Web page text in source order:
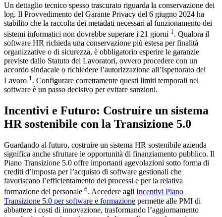
Un dettaglio tecnico spesso trascurato riguarda la conservazione dei
log. Il Provvedimento del Garante Privacy del 6 giugno 2024 ha
stabilito che la raccolta dei metadati necessari al funzionamento dei
sistemi informatici non dovrebbe superare i 21 giorni 1 . Qualora il
software HR richieda una conservazione più estesa per finalità
organizzative o di sicurezza, è obbligatorio esperire le garanzie
previste dallo Statuto dei Lavoratori, ovvero procedere con un
accordo sindacale o richiedere l’autorizzazione all’Ispettorato del
Lavoro 1. Configurare correttamente questi limiti temporali nel
software è un passo decisivo per evitare sanzioni.
Incentivi e Futuro: Costruire un sistema
HR sostenibile con la Transizione 5.0
Guardando al futuro, costruire un sistema HR sostenibile azienda
significa anche sfruttare le opportunità di finanziamento pubblico. Il
Piano Transizione 5.0 offre importanti agevolazioni sotto forma di
crediti d’imposta per l’acquisto di software gestionali che
favoriscano l’efficientamento dei processi e per la relativa
formazione del personale 6. Accedere agli Incentivi Piano
Transizione 5.0 per software e formazione permette alle PMI di
abbattere i costi di innovazione, trasformando l’aggiornamento